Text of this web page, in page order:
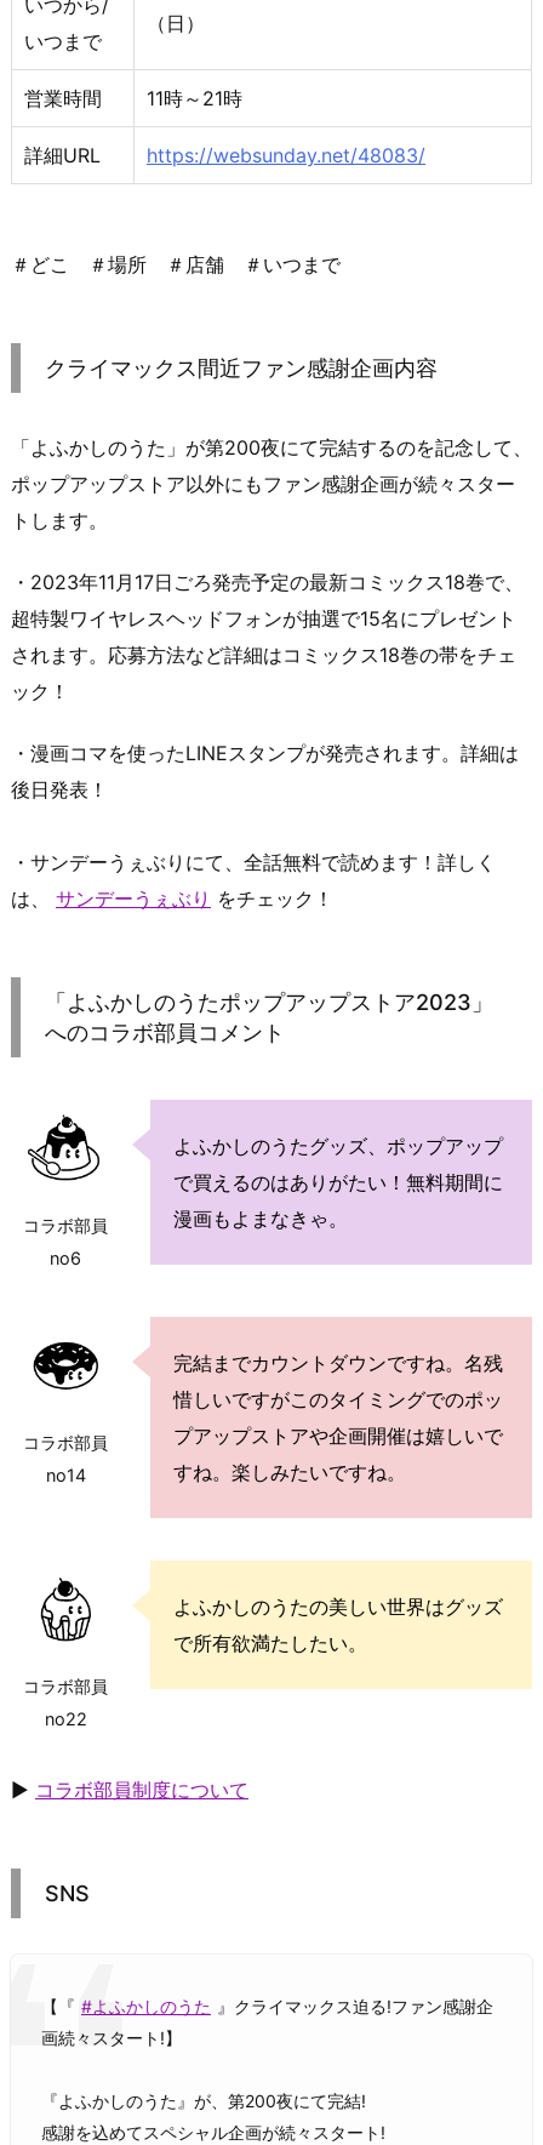
いつから/
いつまで
（日）
営業時間 11時～21時
詳細URL https://websunday.net/48083/
＃どこ ＃場所 ＃店舗 ＃いつまで
クライマックス間近ファン感謝企画内容
「よふかしのうた」が第200夜にて完結するのを記念して、
ポップアップストア以外にもファン感謝企画が続々スター
トします。
・2023年11月17日ごろ発売予定の最新コミックス18巻で、
超特製ワイヤレスヘッドフォンが抽選で15名にプレゼント
されます。応募方法など詳細はコミックス18巻の帯をチェ
ック！
・漫画コマを使ったLINEスタンプが発売されます。詳細は
後日発表！
・サンデーうぇぶりにて、全話無料で読めます！詳しく
は、
サンデーうぇぶり をチェック！
「よふかしのうたポップアップストア2023」
へのコラボ部員コメント
コラボ部員
no6
よふかしのうたグッズ、ポップアップ
で買えるのはありがたい！無料期間に
漫画もよまなきゃ。
コラボ部員
no14
完結までカウントダウンですね。名残
惜しいですがこのタイミングでのポッ
プアップストアや企画開催は嬉しいで
すね。楽しみたいですね。
コラボ部員
no22
よふかしのうたの美しい世界はグッズ
で所有欲満たしたい。
▶ コラボ部員制度について
SNS
【『 #よふかしのうた 』クライマックス迫る!ファン感謝企
画続々スタート!】
『よふかしのうた』が、第200夜にて完結!
感謝を込めてスペシャル企画が続々スタート!